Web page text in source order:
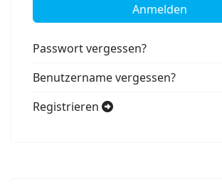
Anmelden
Passwort vergessen?
Benutzername vergessen?
Registrieren